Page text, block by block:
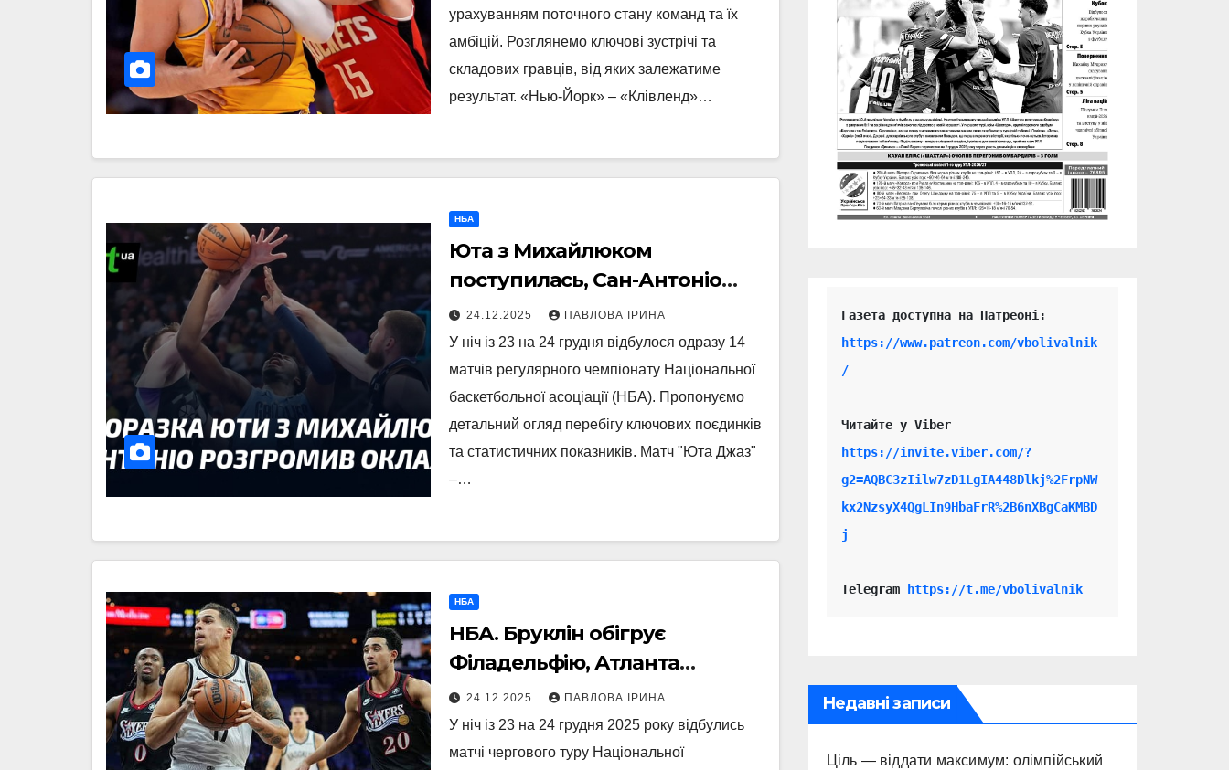
урахуванням поточного стану команд та їх
амбіцій. Розглянемо ключові зустрічі та
складових гравців, від яких залежатиме
результат. «Нью-Йорк» – «Клівленд»…
НБА
Юта з Михайлюком
поступилась, Сан-Антоніо
здолав Оклахому з великим
рахунком
24.12.2025 ПАВЛОВА ІРИНА
У ніч із 23 на 24 грудня відбулося одразу 14
матчів регулярного чемпіонату Національної
баскетбольної асоціації (НБА). Пропонуємо
детальний огляд перебігу ключових поєдинків
та статистичних показників. Матч "Юта Джаз"
–…
НБА
НБА. Бруклін обігрує
Філадельфію, Атланта
програє Чикаго
24.12.2025 ПАВЛОВА ІРИНА
У ніч із 23 на 24 грудня 2025 року відбулись
матчі чергового туру Національної
https://www.patreon.com/vbolivalnik
/
Читайте у Viber
https://invite.viber.com/?
g2=AQBC3zIilw7zD1LgIA448Dlkj%2FrpNW
kx2NzsyX4QgLIn9HbaFrR%2B6nXBgCaKMBD
j
Telegram https://t.me/vbolivalnik
Недавні записи
Ціль — віддати максимум: олімпійський